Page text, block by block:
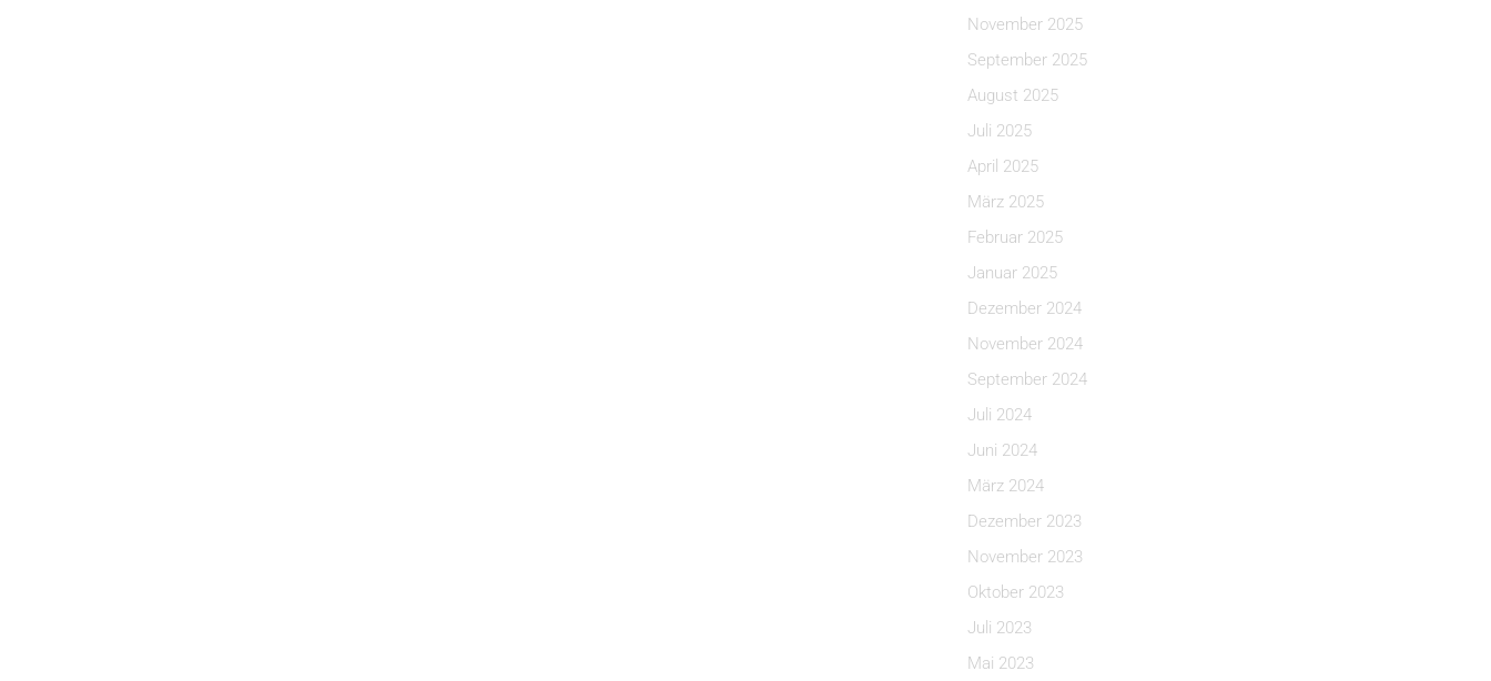
November 2025
September 2025
August 2025
Juli 2025
April 2025
März 2025
Februar 2025
Januar 2025
Dezember 2024
November 2024
September 2024
Juli 2024
Juni 2024
März 2024
Dezember 2023
November 2023
Oktober 2023
Juli 2023
Mai 2023